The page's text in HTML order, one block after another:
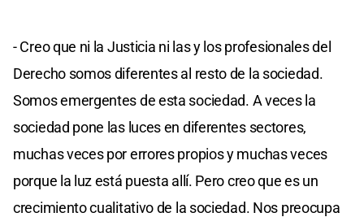
- Creo que ni la Justicia ni las y los profesionales del
Derecho somos diferentes al resto de la sociedad.
Somos emergentes de esta sociedad. A veces la
sociedad pone las luces en diferentes sectores,
muchas veces por errores propios y muchas veces
porque la luz está puesta allí. Pero creo que es un
crecimiento cualitativo de la sociedad. Nos preocupa